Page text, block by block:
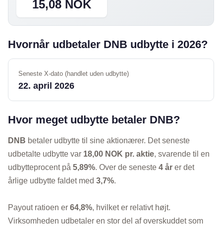
15,08 NOK
Hvornår udbetaler DNB udbytte i 2026?
Seneste X-dato (handlet uden udbytte)
22. april 2026
Hvor meget udbytte betaler DNB?
DNB betaler udbytte til sine aktionærer. Det seneste
udbetalte udbytte var 18,00 NOK pr. aktie, svarende til en
udbytteprocent på 5,89%. Over de seneste 4 år er det
årlige udbytte faldet med 3,7%.
Payout ratioen er 64,8%, hvilket er relativt højt.
Virksomheden udbetaler en stor del af overskuddet som